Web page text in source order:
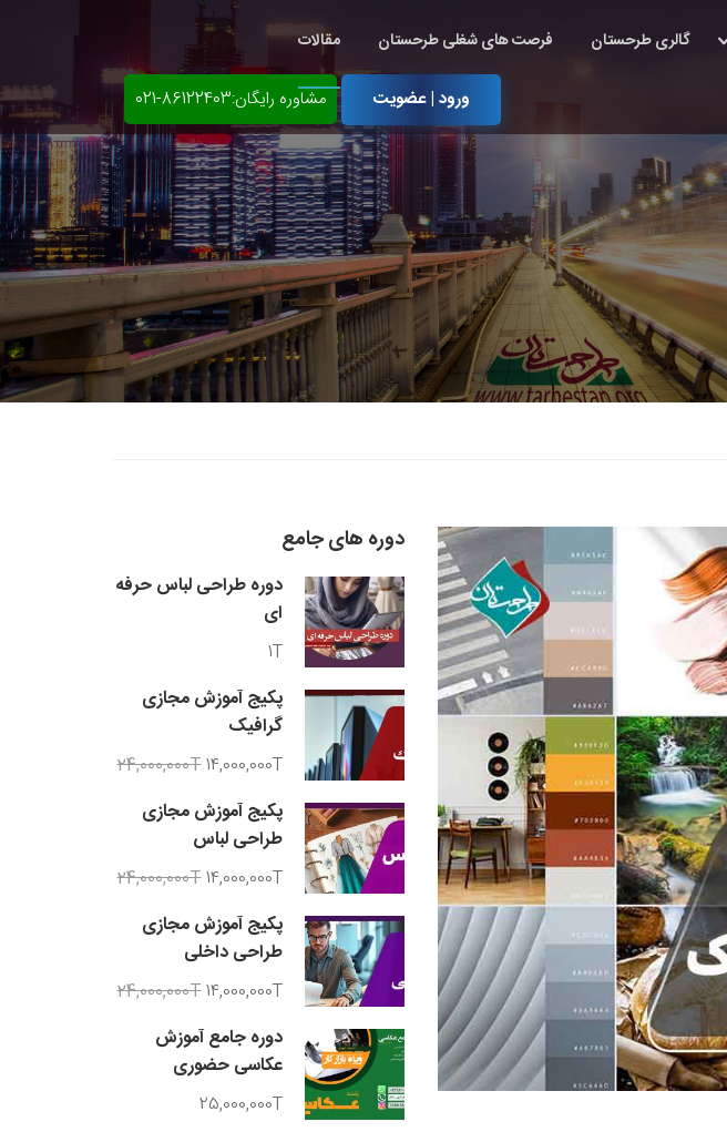
گالری طرحستان فرصت های شغلی طرحستان مقالات
ورود | عضویت مشاوره رایگان:86122403-021
دوره های جامع
دوره طراحی لباس حرفه
ای
1T
پکیج آموزش مجازی
گرافیک
24,000,000T14,000,000T
پکیج آموزش مجازی
طراحی لباس
24,000,000T14,000,000T
پکیج آموزش مجازی
طراحی داخلی
24,000,000T14,000,000T
دوره جامع آموزش
عکاسی حضوری
25,000,000T